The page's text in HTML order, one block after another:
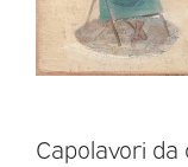
Capolavori da